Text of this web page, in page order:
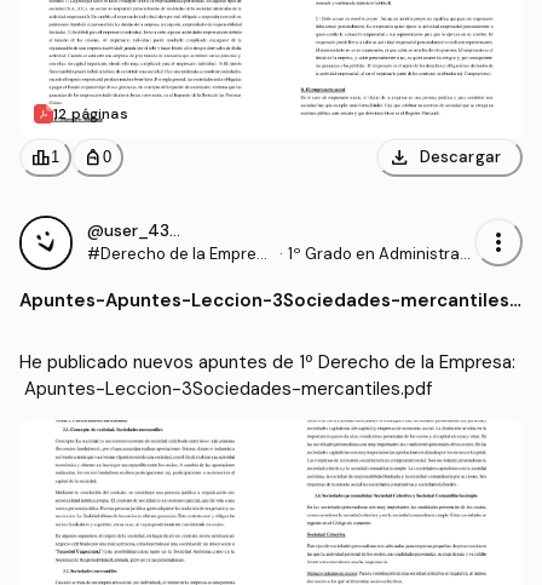
12 páginas
leaderboard1 personal_bag 0 download Descargar
@user_4327132
#Derecho de la Empres
· 1º Grado en Administraci
sas (UCAVILA)
more_vert
Apuntes-Apuntes-Leccion-3Sociedades-mercantiles.
He publicado nuevos apuntes de 1º Derecho de la Empresa:
Apuntes-Leccion-3Sociedades-mercantiles.pdf